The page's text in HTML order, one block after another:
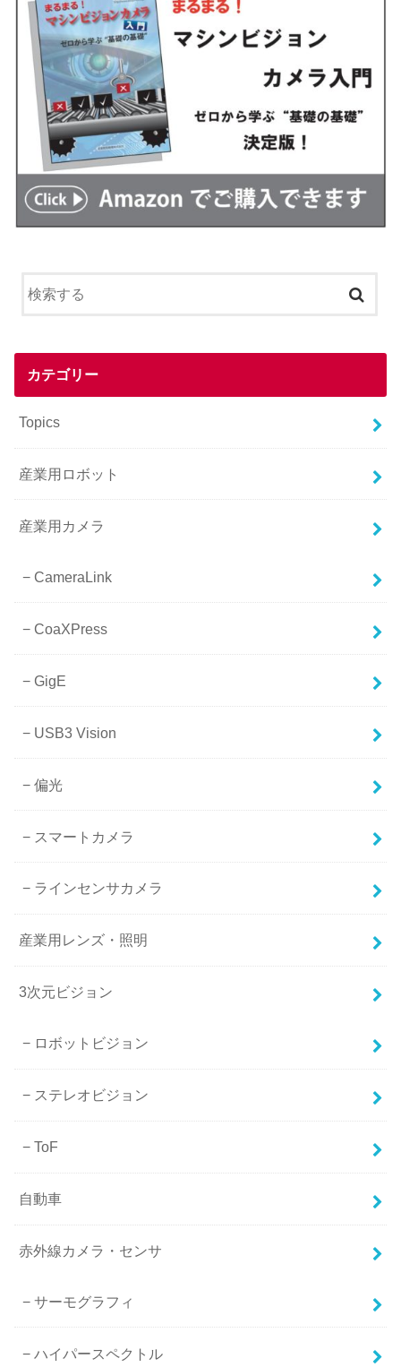
カテゴリー
Topics
産業用ロボット
産業用カメラ
CameraLink
CoaXPress
GigE
USB3 Vision
偏光
スマートカメラ
ラインセンサカメラ
産業用レンズ・照明
3次元ビジョン
ロボットビジョン
ステレオビジョン
ToF
自動車
赤外線カメラ・センサ
サーモグラフィ
ハイパースペクトル